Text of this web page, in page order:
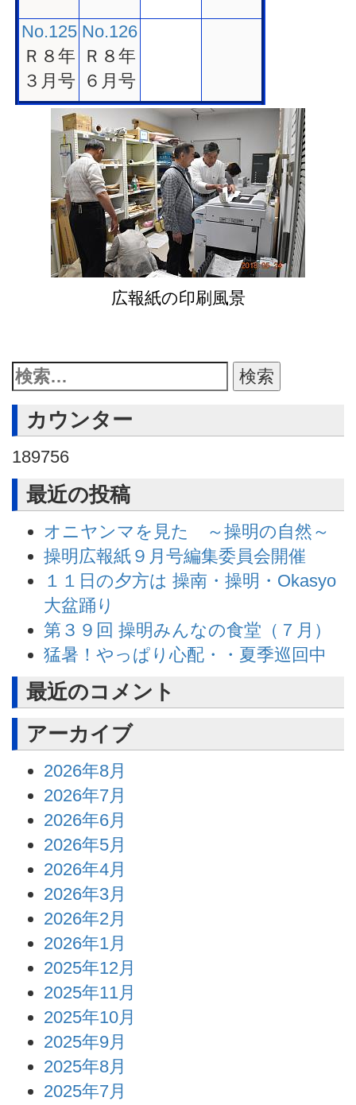
No.125
Ｒ８年
３月号
No.126
Ｒ８年
６月号
広報紙の印刷風景
カウンター
189756
最近の投稿
オニヤンマを見た ～操明の自然～
操明広報紙９月号編集委員会開催
１１日の夕方は 操南・操明・Okasyo
大盆踊り
第３９回 操明みんなの食堂（７月）
猛暑！やっぱり心配・・夏季巡回中
最近のコメント
アーカイブ
2026年8月
2026年7月
2026年6月
2026年5月
2026年4月
2026年3月
2026年2月
2026年1月
2025年12月
2025年11月
2025年10月
2025年9月
2025年8月
2025年7月